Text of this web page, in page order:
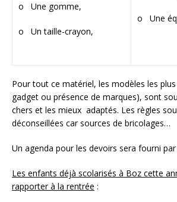
o Une gomme,
o Un taille-crayon,
o Une
Pour tout ce matériel, les modèles les
gadget ou présence de marques), sont
chers et les mieux adaptés. Les règles
déconseillées car sources de bricolages…
Un agenda pour les devoirs sera fourni par
Les enfants déjà scolarisés à Boz cette
rapporter à la rentrée :